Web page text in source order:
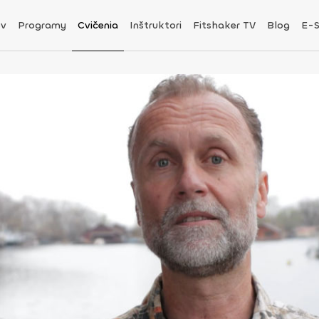
Programy Cvičenia Inštruktori Fitshaker TV Blog E-